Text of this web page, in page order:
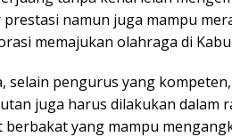
prestasi namun juga mampu
memajukan olahraga di
selain pengurus yang
juga harus dilakukan dalam
yang mampu